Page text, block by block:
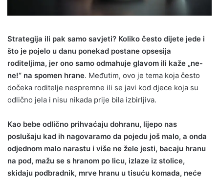
Strategija ili pak samo savjeti? Koliko često dijete jede i
što je pojelo u danu ponekad postane opsesija
roditeljima, jer ono samo odmahuje glavom ili kaže „ne-
ne!“ na spomen hrane. Međutim, ovo je tema koja često
dočeka roditelje nespremne ili se javi kod djece koja su
odlično jela i nisu nikada prije bila izbirljiva.
Kao bebe odlično prihvaćaju dohranu, lijepo nas
poslušaju kad ih nagovaramo da pojedu još malo, a onda
odjednom malo narastu i više ne žele jesti, bacaju hranu
na pod, mažu se s hranom po licu, izlaze iz stolice,
skidaju podbradnik, mrve hranu u tisuću komada, neće